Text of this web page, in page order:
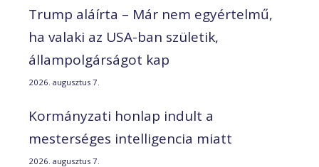
Trump aláírta – Már nem egyértelmű,
ha valaki az USA-ban születik,
állampolgárságot kap
2026. augusztus 7.
Kormányzati honlap indult a
mesterséges intelligencia miatt
2026. augusztus 7.